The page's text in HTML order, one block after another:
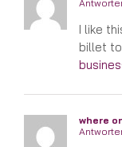
I like
billet
where